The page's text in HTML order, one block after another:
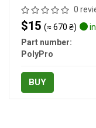
0
$15 (≈ 670 ₴)
in
Part number:
PolyPro
BUY